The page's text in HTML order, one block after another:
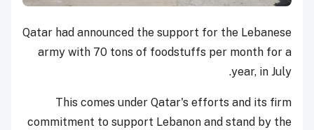
Qatar had announced the support for the Lebanese
army with 70 tons of foodstuffs per month for a
year, in July.
This comes under Qatar's efforts and its firm
commitment to support Lebanon and stand by the